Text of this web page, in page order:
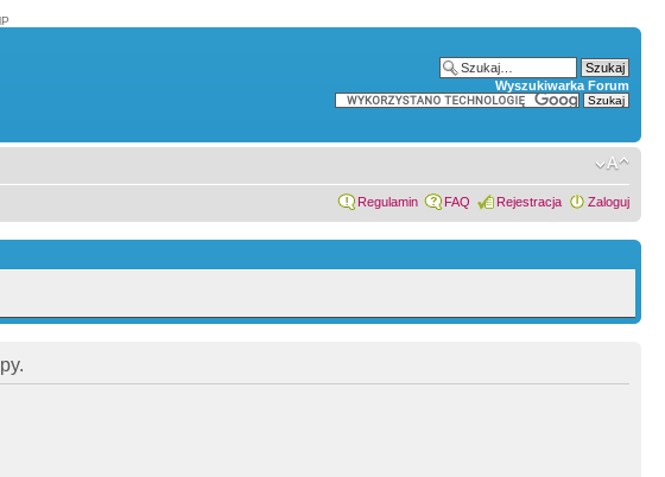
Wyszukiwarka Forum
Regulamin FAQ Rejestracja Zaloguj